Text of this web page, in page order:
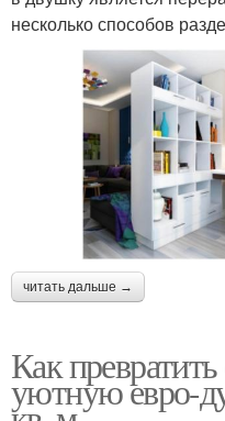
несколько способов
читать дальше →
Как
уютную евро-